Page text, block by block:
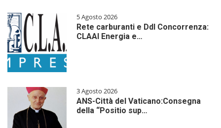
5 Agosto 2026
Rete carburanti e Ddl Concorrenza:
CLAAI Energia e…
3 Agosto 2026
ANS-Città del Vaticano:Consegna
della “Positio sup…